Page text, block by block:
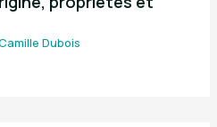
Dubois